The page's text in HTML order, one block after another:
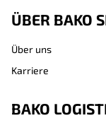
ÜBER BAKO
Über uns
Karriere
BAKO